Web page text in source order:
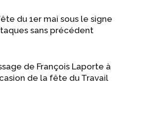
du 1er mai sous le signe
sans précédent
de François Laporte à
de la fête du Travail